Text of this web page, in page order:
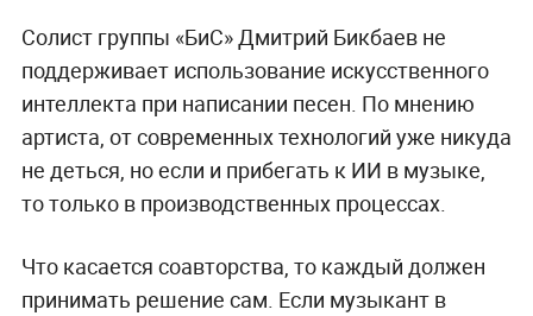
Солист группы «БиС» Дмитрий Бикбаев не
поддерживает использование искусственного
интеллекта при написании песен. По мнению
артиста, от современных технологий уже никуда
не деться, но если и прибегать к ИИ в музыке,
то только в производственных процессах.
Что касается соавторства, то каждый должен
принимать решение сам. Если музыкант в